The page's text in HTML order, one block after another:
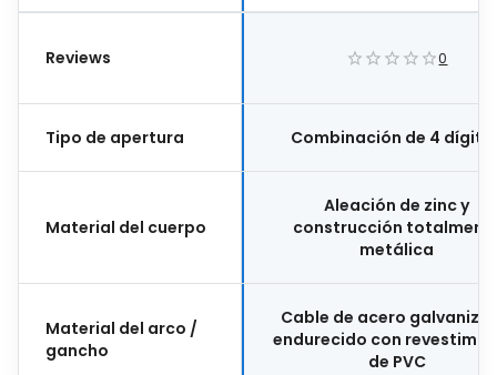
Reviews 0
Tipo de apertura Combinación de 4
Material del cuerpo
Aleación de zinc y
construcción
metálica
Material del arco /
gancho
Cable de acero
endurecido con
de PVC